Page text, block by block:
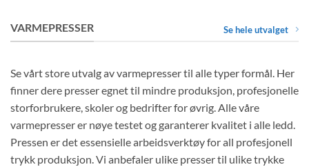
VARMEPRESSER Se hele utvalget
Se vårt store utvalg av varmepresser til alle typer formål. Her
finner dere presser egnet til mindre produksjon, profesjonelle
storforbrukere, skoler og bedrifter for øvrig. Alle våre
varmepresser er nøye testet og garanterer kvalitet i alle ledd.
Pressen er det essensielle arbeidsverktøy for all profesjonell
trykk produksjon. Vi anbefaler ulike presser til ulike trykke